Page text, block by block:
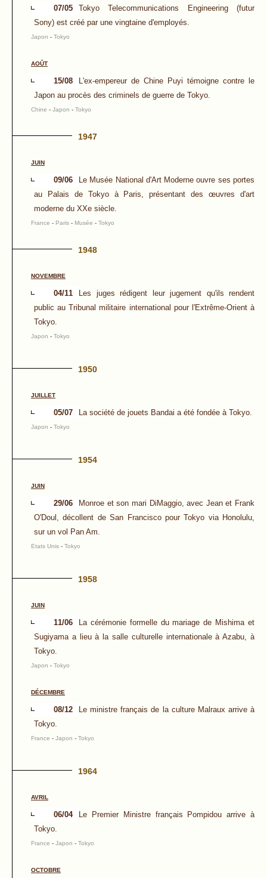
07/05
Tokyo Telecommunications Engineering (futur
Sony) est créé par une vingtaine d'employés.
Japon - Tokyo
AOÛT
15/08
L'ex-empereur de Chine Puyi témoigne contre le
Japon au procès des criminels de guerre de Tokyo.
Chine - Japon - Tokyo
1947
JUIN
09/06
Le Musée National d'Art Moderne ouvre ses portes
au Palais de Tokyo à Paris, présentant des œuvres d'art
moderne du XXe siècle.
France - Paris - Musée - Tokyo
1948
NOVEMBRE
04/11
Les juges rédigent leur jugement qu'ils rendent
public au Tribunal militaire international pour l'Extrême-Orient à
Tokyo.
Japon - Tokyo
1950
JUILLET
05/07 La société de jouets Bandai a été fondée à Tokyo.
Japon - Tokyo
1954
JUIN
29/06
Monroe et son mari DiMaggio, avec Jean et Frank
O'Doul, décollent de San Francisco pour Tokyo via Honolulu,
sur un vol Pan Am.
Etats Unis - Tokyo
1958
JUIN
11/06
La cérémonie formelle du mariage de Mishima et
Sugiyama a lieu à la salle culturelle internationale à Azabu, à
Tokyo.
Japon - Tokyo
DÉCEMBRE
08/12
Le ministre français de la culture Malraux arrive à
Tokyo.
France - Japon - Tokyo
1964
AVRIL
06/04
Le Premier Ministre français Pompidou arrive à
Tokyo.
France - Japon - Tokyo
OCTOBRE